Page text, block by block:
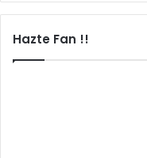
Hazte Fan !!